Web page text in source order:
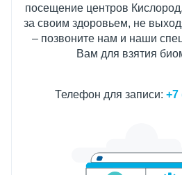
посещение центров
за своим здоровьем, не
– позвоните нам и наши
Вам для взятия
Телефон для записи: +7